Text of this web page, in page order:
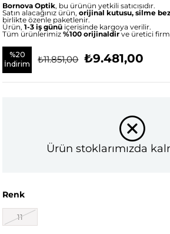
Bornova Optik, bu ürünün yetkili satıcısıdır.
Satın alacağınız ürün,orijinal kutusu, silme
birlikte özenle paketlenir.
Ürün,1-3 iş günü içerisinde kargoya verilir.
Tüm ürünlerimiz%100 orijinaldirve üretici
%20
İndirim
₺11.851,00 ₺9.481,00
Ürün stoklarımızda
Renk
11